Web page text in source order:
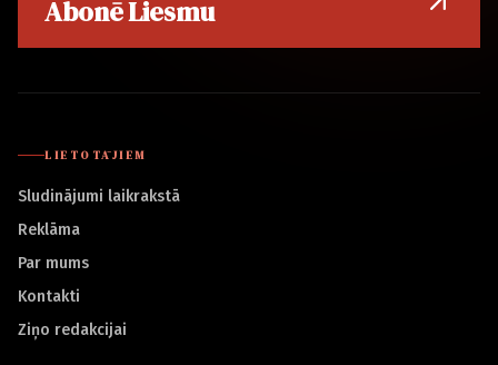
Abonē Liesmu
LIETOTĀJIEM
Sludinājumi laikrakstā
Reklāma
Par mums
Kontakti
Ziņo redakcijai